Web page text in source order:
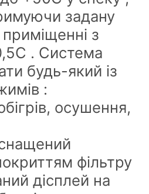
задану
з
. Система
будь-який із
:
осушення,
фільтру
дісплей на